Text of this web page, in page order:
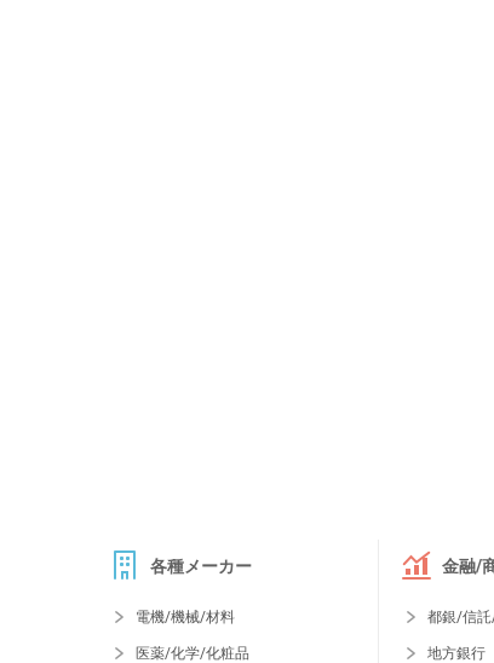
各種メーカー
電機/機械/材料
医薬/化学/化粧品
金融/
都銀/信
地方銀行